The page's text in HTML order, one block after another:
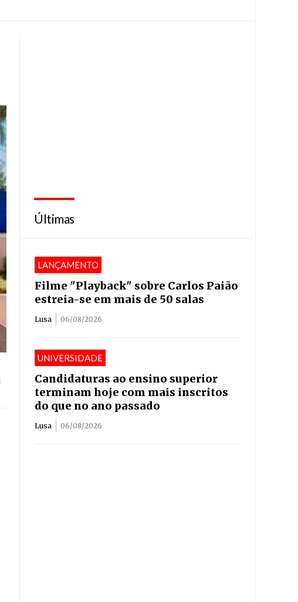
Últimas
LANÇAMENTO
Filme "Playback" sobre Carlos Paião
estreia-se em mais de 50 salas
Lusa 06/08/2026
UNIVERSIDADE
Candidaturas ao ensino superior
terminam hoje com mais inscritos
do que no ano passado
Lusa 06/08/2026